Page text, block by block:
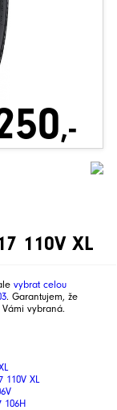
,-
110V XL
vybrat celou
. Garantujem, že
vybraná.
110V XL
106H